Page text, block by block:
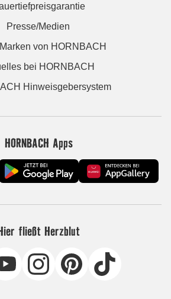
Presse/Medien
von HORNBACH
bei HORNBACH
Hinweisgebersystem
HORNBACH Apps
fließt Herzblut